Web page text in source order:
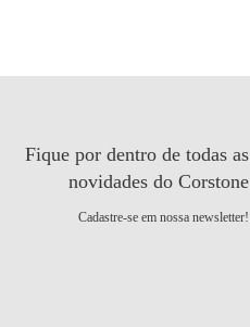
Fique por dentro de todas as
novidades do Corstone
Cadastre-se em nossa newsletter!